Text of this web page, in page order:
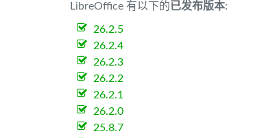
LibreOffice 有以下的已发布版本:
26.2.5
26.2.4
26.2.3
26.2.2
26.2.1
26.2.0
25.8.7